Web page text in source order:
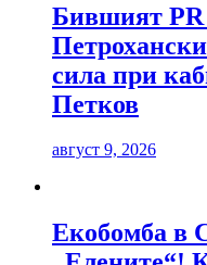
Бившият
сила при
Петков
август 9, 2026
Екобомба в